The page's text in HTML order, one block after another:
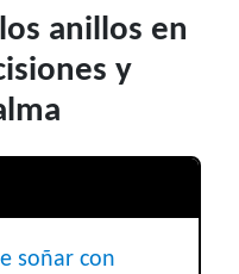
anillos en
y
soñar con